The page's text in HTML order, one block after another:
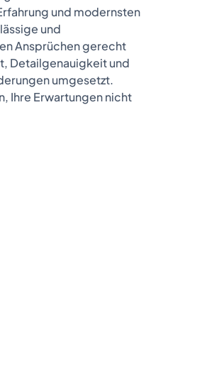
und modernsten
und
Ansprüchen gerecht
Detailgenauigkeit und
umgesetzt.
Ihre Erwartungen nicht